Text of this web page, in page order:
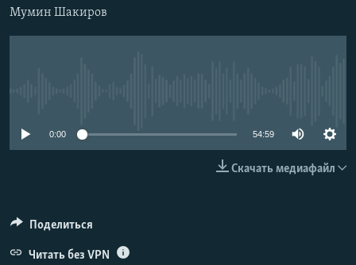
СИБИРЬ.РЕАЛИИ
РАСПИСАНИЕ ВЕЩАНИЯ
Мумин Шакиров
0:00 54:59
Скачать медиафайл
Поделиться
Читать без VPN